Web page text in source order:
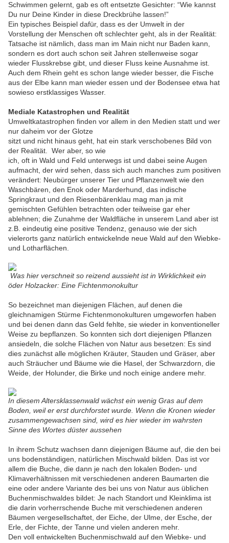
Schwimmen gelernt, gab es oft entsetzte Gesichter: “Wie kannst
Du nur Deine Kinder in diese Dreckbrühe lassen!”
Ein typisches Beispiel dafür, dass es der Umwelt in der
Vorstellung der Menschen oft schlechter geht, als in der Realität:
Tatsache ist nämlich, dass man im Main nicht nur Baden kann,
sondern es dort auch schon seit Jahren stellenweise sogar
wieder Flusskrebse gibt, und dieser Fluss keine Ausnahme ist.
Auch dem Rhein geht es schon lange wieder besser, die Fische
aus der Elbe kann man wieder essen und der Bodensee etwa hat
sowieso erstklassiges Wasser.
Mediale Katastrophen und Realität
Umweltkatastrophen finden vor allem in den Medien statt und wer
nur daheim vor der Glotze
sitzt und nicht hinaus geht, hat ein stark verschobenes Bild von
der Realität. Wer aber, so wie
ich, oft in Wald und Feld unterwegs ist und dabei seine Augen
aufmacht, der wird sehen, dass sich auch manches zum positiven
verändert: Neubürger unserer Tier und Pflanzenwelt wie den
Waschbären, den Enok oder Marderhund, das indische
Springkraut und den Riesenbärenklau mag man ja mit
gemischten Gefühlen betrachten oder teilweise gar eher
ablehnen; die Zunahme der Waldfläche in unserem Land aber ist
z.B. eindeutig eine positive Tendenz, genauso wie der sich
vielerorts ganz natürlich entwickelnde neue Wald auf den Wiebke-
und Lotharflächen.
Was hier verschneit so reizend aussieht ist in Wirklichkeit ein
öder Holzacker: Eine Fichtenmonokultur
So bezeichnet man diejenigen Flächen, auf denen die
gleichnamigen Stürme Fichtenmonokulturen umgeworfen haben
und bei denen dann das Geld fehlte, sie wieder in konventioneller
Weise zu bepflanzen. So konnten sich dort diejenigen Pflanzen
ansiedeln, die solche Flächen von Natur aus besetzen: Es sind
dies zunächst alle möglichen Kräuter, Stauden und Gräser, aber
auch Sträucher und Bäume wie die Hasel, der Schwarzdorn, die
Weide, der Holunder, die Birke und noch einige andere mehr.
In diesem Altersklassenwald wächst ein wenig Gras auf dem
Boden, weil er erst durchforstet wurde. Wenn die Kronen wieder
zusammengewachsen sind, wird es hier wieder im wahrsten
Sinne des Wortes düster aussehen
In ihrem Schutz wachsen dann diejenigen Bäume auf, die den bei
uns bodenständigen, natürlichen Mischwald bilden. Das ist vor
allem die Buche, die dann je nach den lokalen Boden- und
Klimaverhältnissen mit verschiedenen anderen Baumarten die
eine oder andere Variante des bei uns von Natur aus üblichen
Buchenmischwaldes bildet: Je nach Standort und Kleinklima ist
die darin vorherrschende Buche mit verschiedenen anderen
Bäumen vergesellschaftet, der Eiche, der Ulme, der Esche, der
Erle, der Fichte, der Tanne und vielen anderen mehr.
Den voll entwickelten Buchenmischwald auf den Wiebke- und